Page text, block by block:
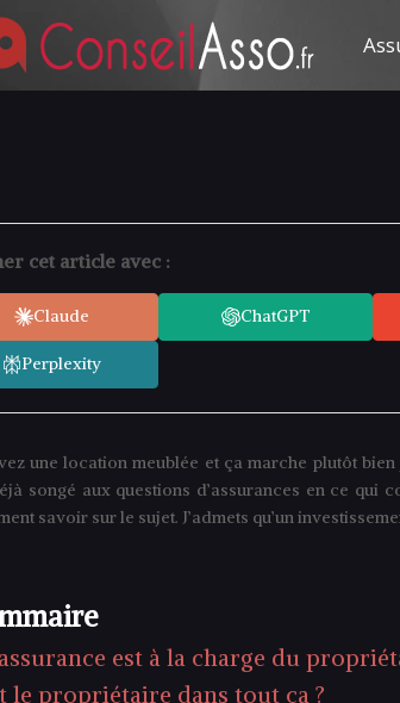
cet article avec :
Claude ChatGPT
Perplexity
une location meublée et ça marche plutôt
songé aux questions d’assurances en ce
savoir sur le sujet. J’admets qu’un
est à la charge du
le propriétaire dans tout ça ?